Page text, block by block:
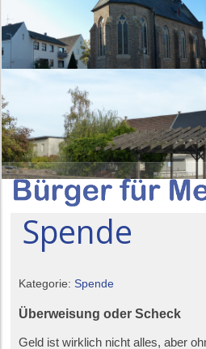
Spende
Kategorie:Spende
Überweisung oder Scheck
Geld ist wirklich nicht alles, aber